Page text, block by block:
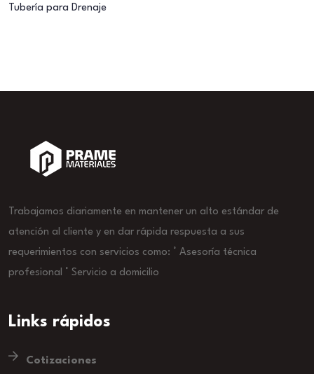
Tubería para Drenaje
Trabajamos diariamente en mantener un alto estándar de
atención al cliente y en dar rápida respuesta a sus
requerimientos con servicios como: ° Asesoría técnica
profesional ° Servicio a domicilio
Links rápidos
Cotizaciones